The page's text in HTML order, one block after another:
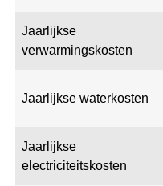
Jaarlijkse
verwarmingskosten
Jaarlijkse waterkosten
Jaarlijkse
electriciteitskosten